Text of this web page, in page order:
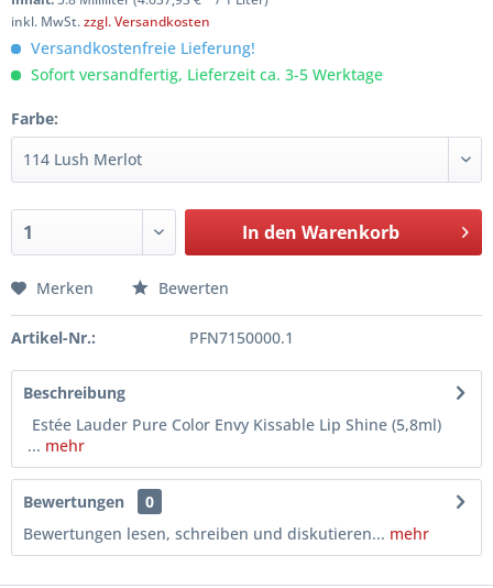
inkl. MwSt.zzgl. Versandkosten
Versandkostenfreie Lieferung!
Sofort versandfertig, Lieferzeit ca. 3-5 Werktage
Farbe:
In den Warenkorb
Merken Bewerten
Artikel-Nr.: PFN7150000.1
Beschreibung
Estée Lauder Pure Color Envy Kissable Lip Shine (5,8ml)
... mehr
Bewertungen
0
Bewertungen lesen, schreiben und diskutieren... mehr